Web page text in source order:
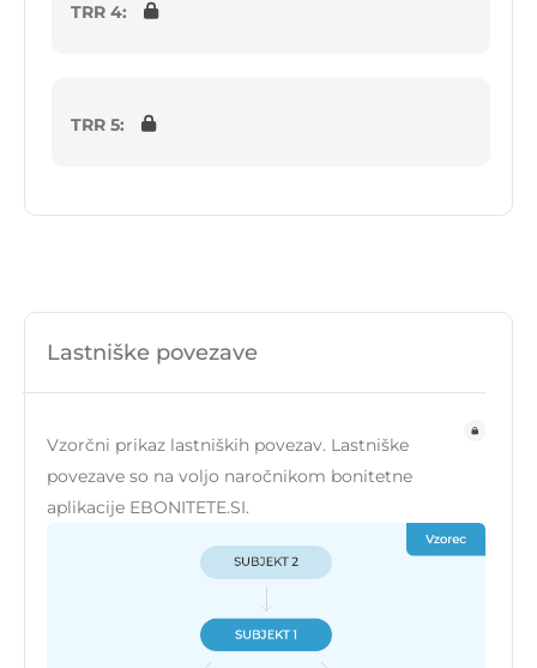
TRR 4:
TRR 5:
Lastniške povezave
Vzorčni prikaz lastniških povezav. Lastniške
povezave so na voljo naročnikom bonitetne
aplikacije EBONITETE.SI.